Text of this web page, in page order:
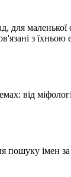
для маленької
з їхньою
від
пошуку імен